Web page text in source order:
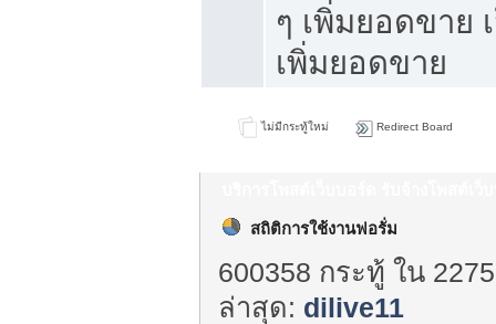
ๆ เพิ่มยอดขาย
เพิ่มยอดขาย
ไม่มีกระทู้ใหม่ Redirect Board
สถิติการใช้งานฟอรั่ม
600358 กระทู้ ใน
ล่าสุด: dilive11